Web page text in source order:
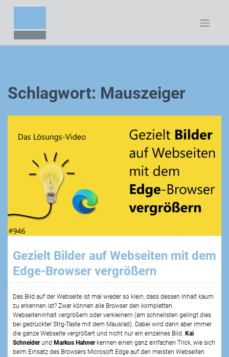
Schlagwort: Mauszeiger
Gezielt Bilder auf Webseiten mit dem
Edge-Browser vergrößern
Das Bild auf der Webseite ist mal wieder so klein, dass dessen Inhalt kaum
zu erkennen ist? Zwar können alle Browser den kompletten
Webseiteninhalt vergrößern oder verkleinern (am schnellsten gelingt dies
bei gedrückter Strg-Taste mit dem Mausrad). Dabei wird dann aber immer
die ganze Webseite vergrößert und nicht nur ein einzelnes Bild. Kai
Schneiderund Markus Hahnerkennen einen ganz einfachen Trick, wie sich
beim Einsatz des Browsers Microsoft Edge auf den meisten Webseiten